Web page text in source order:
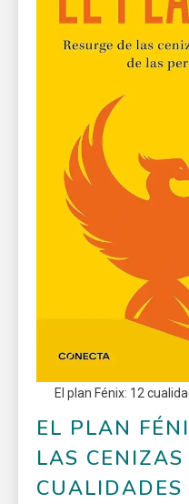
El plan Fénix: 12
EL PLAN
LAS
CUALIDADES